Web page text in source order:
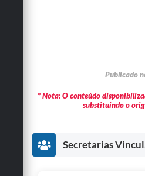
Publicado
* Nota: O conteúdo
substituindo o
Secretarias